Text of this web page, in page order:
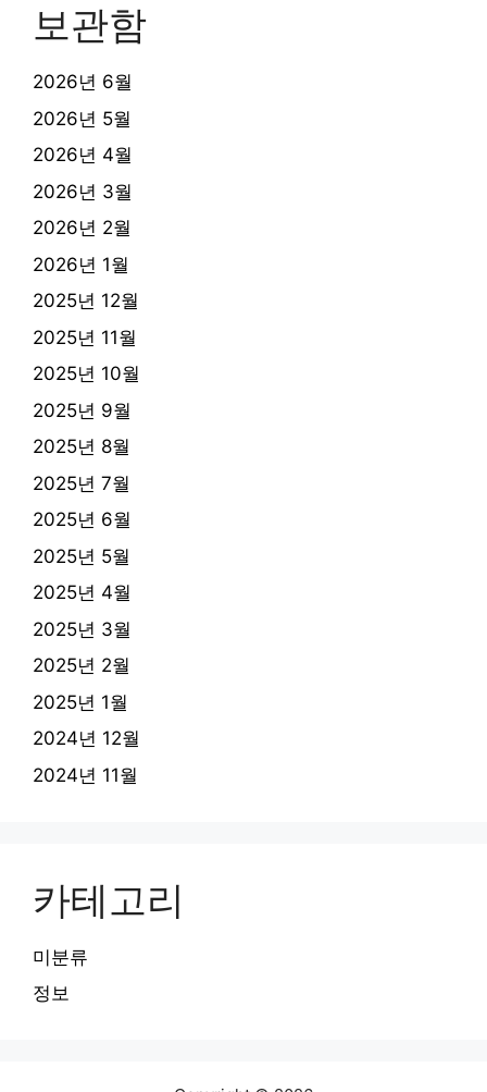
보관함
2026년 6월
2026년 5월
2026년 4월
2026년 3월
2026년 2월
2026년 1월
2025년 12월
2025년 11월
2025년 10월
2025년 9월
2025년 8월
2025년 7월
2025년 6월
2025년 5월
2025년 4월
2025년 3월
2025년 2월
2025년 1월
2024년 12월
2024년 11월
카테고리
미분류
정보